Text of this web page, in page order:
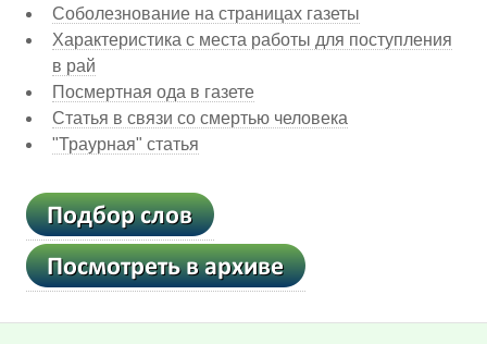
Соболезнование на страницах газеты
Характеристика с места работы для поступления
в рай
Посмертная ода в газете
Статья в связи со смертью человека
"Траурная" статья